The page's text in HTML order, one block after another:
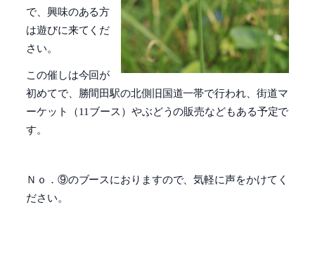
で、興味のある方
は遊びに来てくだ
さい。
この催しは今回が
初めてで、勝間田駅の北側旧国道一帯で行われ、街道マ
ーケット（11ブース）やぶどうの販売などもある予定で
す。
Ｎｏ．⑨のブースにおりますので、気軽に声をかけてく
ださい。